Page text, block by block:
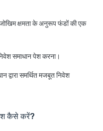
जोखिम क्षमता के अनुरूप फंडों की एक
समाधान पेश करना।
समर्थित मजबूत निवेश
कैसे करें?